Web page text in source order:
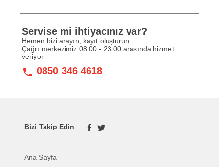
Servise mi ihtiyacınız var?
Hemen bizi arayın, kayıt oluşturun.
Çağrı merkezimiz 08:00 - 23:00 arasında hizmet
veriyor.
0850 346 4618
Bizi Takip Edin
Ana Sayfa